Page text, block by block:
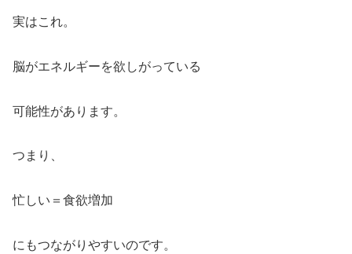
実はこれ。
脳がエネルギーを欲しがっている
可能性があります。
つまり、
忙しい＝食欲増加
にもつながりやすいのです。